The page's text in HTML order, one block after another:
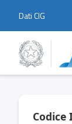
Dati CIG
Codice